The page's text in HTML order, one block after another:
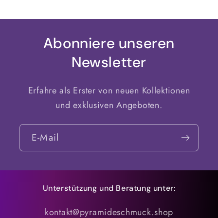
Abonniere unseren
Newsletter
Erfahre als Erster von neuen Kollektionen
und exklusiven Angeboten.
E-Mail
Unterstützung und Beratung unter:
kontakt@pyramideschmuck.shop